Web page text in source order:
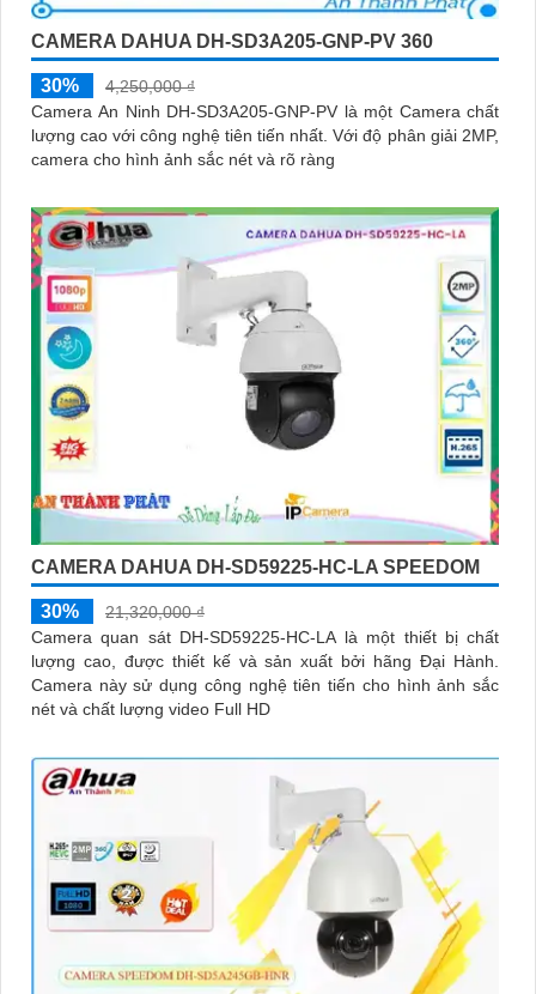
CAMERA DAHUA DH-SD3A205-GNP-PV 360
30%
4,250,000 ₫
Camera An Ninh DH-SD3A205-GNP-PV là một Camera chất
lượng cao với công nghệ tiên tiến nhất. Với độ phân giải 2MP,
camera cho hình ảnh sắc nét và rõ ràng
CAMERA DAHUA DH-SD59225-HC-LA SPEEDOM
30%
21,320,000 ₫
Camera quan sát DH-SD59225-HC-LA là một thiết bị chất
lượng cao, được thiết kế và sản xuất bởi hãng Đại Hành.
Camera này sử dụng công nghệ tiên tiến cho hình ảnh sắc
nét và chất lượng video Full HD